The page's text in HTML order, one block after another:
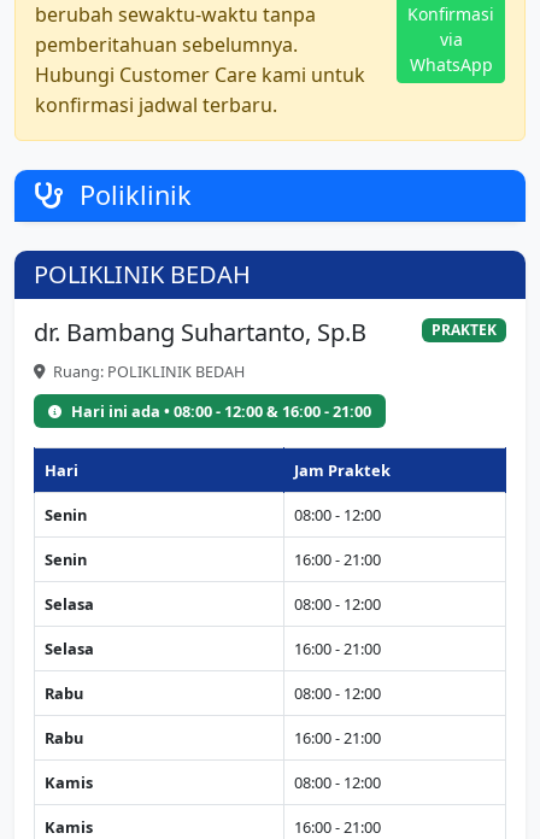
berubah sewaktu-waktu tanpa
pemberitahuan sebelumnya.
Hubungi Customer Care kami untuk
konfirmasi jadwal terbaru.
Konfirmasi
via
WhatsApp
Poliklinik
POLIKLINIK BEDAH
dr. Bambang Suhartanto, Sp.B
PRAKTEK
Ruang: POLIKLINIK BEDAH
Hari ini ada • 08:00 - 12:00 & 16:00 - 21:00
Hari Jam Praktek
Senin 08:00 - 12:00
Senin 16:00 - 21:00
Selasa 08:00 - 12:00
Selasa 16:00 - 21:00
Rabu 08:00 - 12:00
Rabu 16:00 - 21:00
Kamis 08:00 - 12:00
Kamis 16:00 - 21:00